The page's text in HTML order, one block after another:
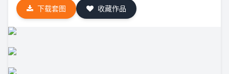
下载套图 收藏作品